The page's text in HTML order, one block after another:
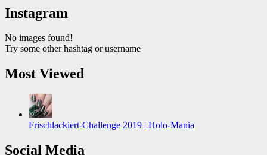
Instagram
No images found!
Try some other hashtag or username
Most Viewed
Frischlackiert-Challenge 2019 | Holo-Mania
Social Media